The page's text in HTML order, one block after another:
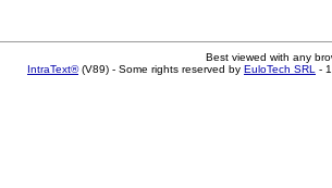
Best viewed with any
IntraText®(V89) - Some rights reserved by EuloTech SRL -